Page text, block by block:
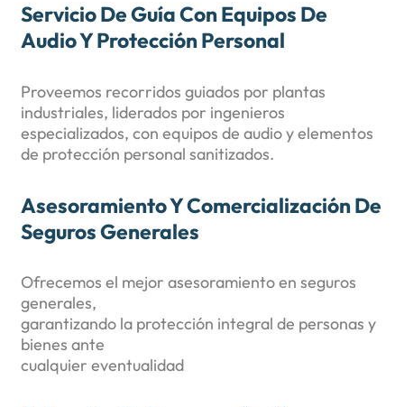
Servicio De Guía Con Equipos De
Audio Y Protección Personal
Proveemos recorridos guiados por plantas
industriales, liderados por ingenieros
especializados, con equipos de audio y elementos
de protección personal sanitizados.
Asesoramiento Y Comercialización De
Seguros Generales
Ofrecemos el mejor asesoramiento en seguros
generales,
garantizando la protección integral de personas y
bienes ante
cualquier eventualidad